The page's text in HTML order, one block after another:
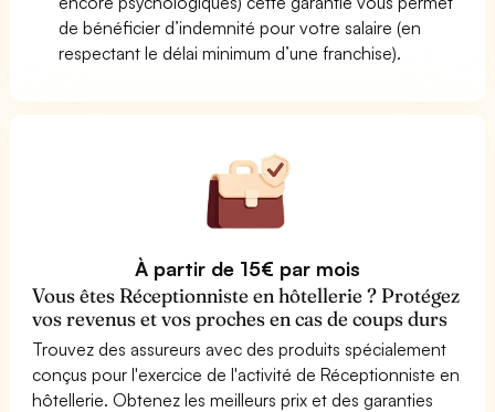
de bénéficier d’indemnité pour votre salaire (en
respectant le délai minimum d’une franchise).
À partir de 15€ par mois
Vous êtes Réceptionniste en hôtellerie ? Protégez
vos revenus et vos proches en cas de coups durs
Trouvez des assureurs avec des produits spécialement
conçus pour l'exercice de l'activité de Réceptionniste en
hôtellerie. Obtenez les meilleurs prix et des garanties